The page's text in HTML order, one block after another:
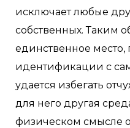
исключает любые
собственных. Таким
единственное место,
идентификации с
удается избегать
для него другая
физическом смысле